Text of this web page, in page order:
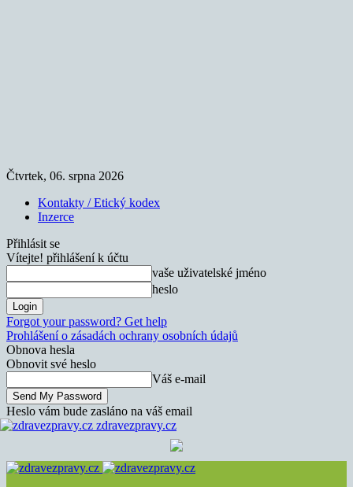
Čtvrtek, 06. srpna 2026
Kontakty / Etický kodex
Inzerce
Přihlásit se
Vítejte! přihlášení k účtu
vaše uživatelské jméno
heslo
Forgot your password? Get help
Prohlášení o zásadách ochrany osobních údajů
Obnova hesla
Obnovit své heslo
Váš e-mail
Heslo vám bude zasláno na váš email
zdravezpravy.cz